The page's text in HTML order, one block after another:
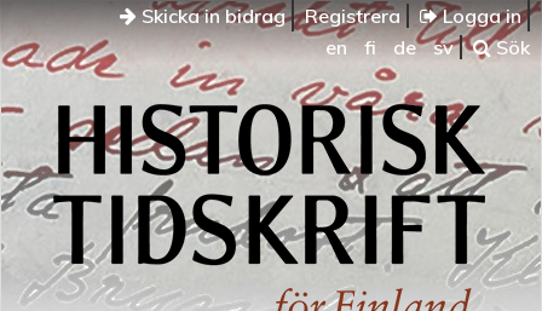
Skicka in bidrag Registrera
Logga in
en
fi de sv Sök